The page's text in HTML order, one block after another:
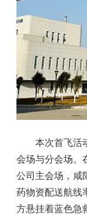
本次首飞活动
会场与分会场。
公司主会场，咸
药物资配送航线
方悬挂着蓝色急